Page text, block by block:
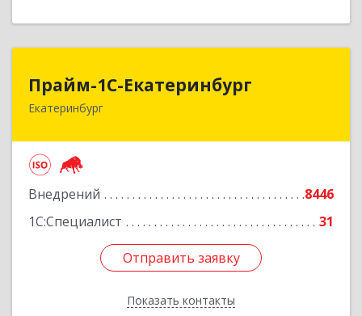
Прайм-1С-Екатеринбург
Екатеринбург
Внедрений
8446
1С:Специалист
31
Отправить заявку
Показать контакты
Прайм-1С-Екатеринбург
620142, Свердловская обл, Екатеринбург г, 8
Отправить заявку
Назад